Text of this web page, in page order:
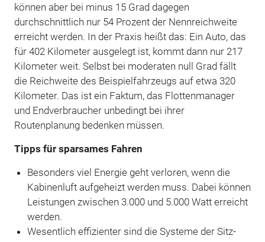
können aber bei minus 15 Grad dagegen
durchschnittlich nur 54 Prozent der Nennreichweite
erreicht werden. In der Praxis heißt das: Ein Auto, das
für 402 Kilometer ausgelegt ist, kommt dann nur 217
Kilometer weit. Selbst bei moderaten null Grad fällt
die Reichweite des Beispielfahrzeugs auf etwa 320
Kilometer. Das ist ein Faktum, das Flottenmanager
und Endverbraucher unbedingt bei ihrer
Routenplanung bedenken müssen.
Tipps für sparsames Fahren
Besonders viel Energie geht verloren, wenn die
Kabinenluft aufgeheizt werden muss. Dabei können
Leistungen zwischen 3.000 und 5.000 Watt erreicht
werden.
Wesentlich effizienter sind die Systeme der Sitz-